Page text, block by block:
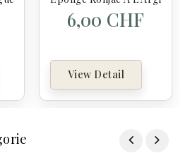
6,00 CHF
View Detail